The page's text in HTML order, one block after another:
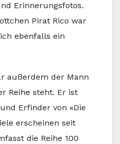
Erinnerungsfotos.
Pirat Rico war
ebenfalls ein
außerdem der Mann
Reihe steht. Er ist
Erfinder von «Die
erscheinen seit
die Reihe 100